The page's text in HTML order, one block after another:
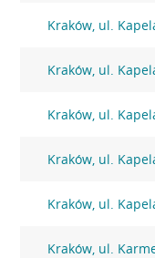
Kraków, ul.
Kraków, ul.
Kraków, ul.
Kraków, ul.
Kraków, ul.
Kraków, ul.